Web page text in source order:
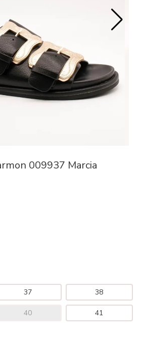
009937 Marcia
37 38
40 41